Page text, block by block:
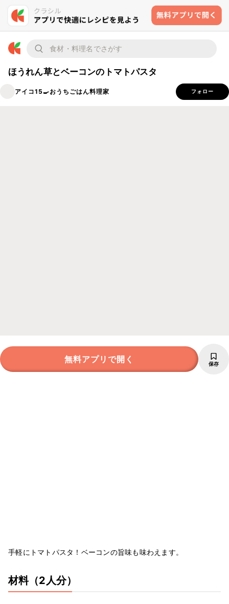
ほうれん草とベーコンのトマトパスタ
アイコ15🍳おうちごはん料理家 フォロー
無料アプリで開く 保存
手軽にトマトパスタ！ベーコンの旨味も味わえます。
材料（2人分）